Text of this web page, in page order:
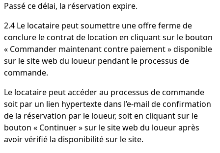
Passé ce délai, la réservation expire.
2.4 Le locataire peut soumettre une offre ferme de
conclure le contrat de location en cliquant sur le bouton
« Commander maintenant contre paiement » disponible
sur le site web du loueur pendant le processus de
commande.
Le locataire peut accéder au processus de commande
soit par un lien hypertexte dans l’e-mail de confirmation
de la réservation par le loueur, soit en cliquant sur le
bouton « Continuer » sur le site web du loueur après
avoir vérifié la disponibilité sur le site.